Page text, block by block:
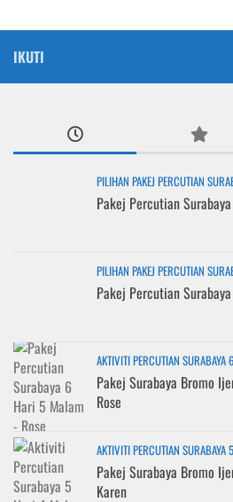
IKUTI
PILIHAN PAKEJ PERCUTIAN
Pakej Percutian
PILIHAN PAKEJ PERCUTIAN
Pakej Percutian
AKTIVITI PERCUTIAN
Pakej Surabaya Bromo
Rose
AKTIVITI PERCUTIAN
Pakej Surabaya Bromo
Karen